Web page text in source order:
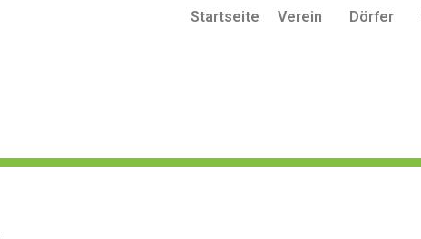
Startseite Verein Dörfer